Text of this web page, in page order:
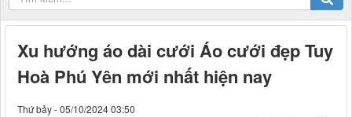
Xu hướng áo dài cưới Áo cưới đẹp Tuy
Hoà Phú Yên mới nhất hiện nay
Thứ bảy - 05/10/2024 03:50